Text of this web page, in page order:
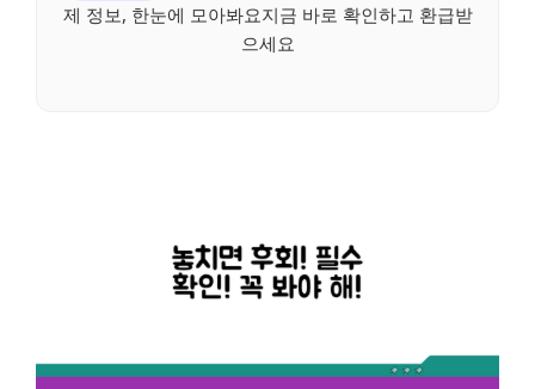
제 정보, 한눈에 모아봐요지금 바로 확인하고 환급받
으세요